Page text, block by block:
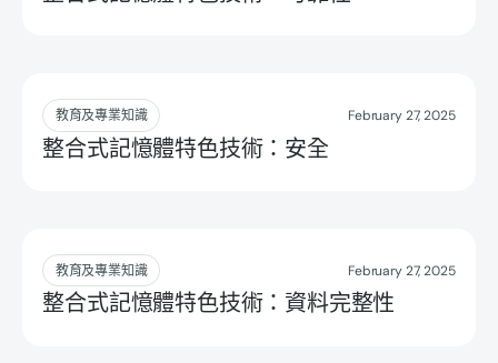
教育及專業知識 February 27, 2025
整合式記憶體特色技術：安全
Read more
教育及專業知識 February 27, 2025
整合式記憶體特色技術：資料完整性
Read more